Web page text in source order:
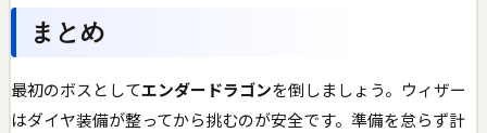
まとめ
最初のボスとしてエンダードラゴンを倒しましょう。ウィザー
はダイヤ装備が整ってから挑むのが安全です。準備を怠らず計